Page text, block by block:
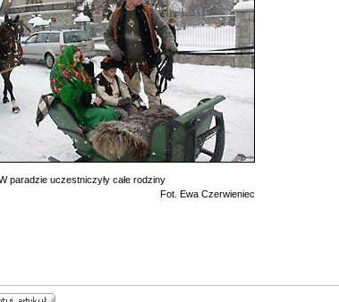
paradzie uczestniczyły całe rodziny
Fot. Ewa Czerwieniec